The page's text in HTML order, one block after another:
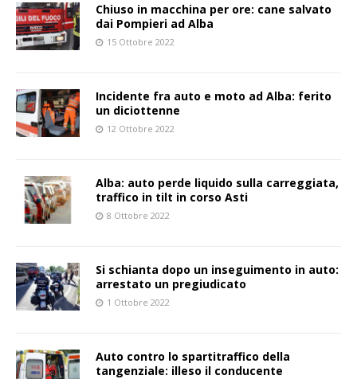
Chiuso in macchina per ore: cane salvato
dai Pompieri ad Alba
15 Ottobre 2022
Incidente fra auto e moto ad Alba: ferito
un diciottenne
12 Ottobre 2022
Alba: auto perde liquido sulla carreggiata,
traffico in tilt in corso Asti
8 Ottobre 2022
Si schianta dopo un inseguimento in auto:
arrestato un pregiudicato
1 Ottobre 2022
Auto contro lo spartitraffico della
tangenziale: illeso il conducente